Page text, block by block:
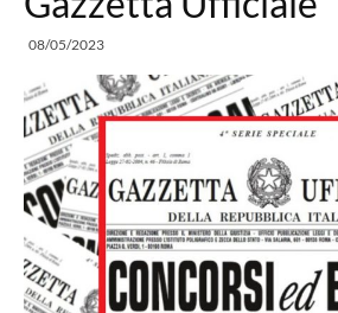
08/05/2023